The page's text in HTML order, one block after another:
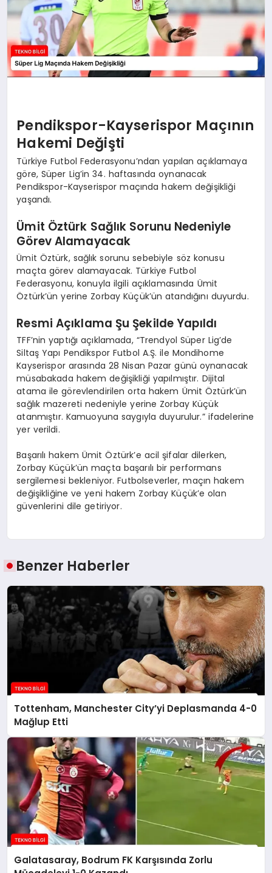
Pendikspor-Kayserispor Maçının
Hakemi Değişti
Türkiye Futbol Federasyonu’ndan yapılan açıklamaya
göre, Süper Lig’in 34. haftasında oynanacak
Pendikspor-Kayserispor maçında hakem değişikliği
yaşandı.
Ümit Öztürk Sağlık Sorunu Nedeniyle
Görev Alamayacak
Ümit Öztürk, sağlık sorunu sebebiyle söz konusu
maçta görev alamayacak. Türkiye Futbol
Federasyonu, konuyla ilgili açıklamasında Ümit
Öztürk’ün yerine Zorbay Küçük’ün atandığını duyurdu.
Resmi Açıklama Şu Şekilde Yapıldı
TFF’nin yaptığı açıklamada, “Trendyol Süper Lig’de
Siltaş Yapı Pendikspor Futbol A.Ş. ile Mondihome
Kayserispor arasında 28 Nisan Pazar günü oynanacak
müsabakada hakem değişikliği yapılmıştır. Dijital
atama ile görevlendirilen orta hakem Ümit Öztürk’ün
sağlık mazereti nedeniyle yerine Zorbay Küçük
atanmıştır. Kamuoyuna saygıyla duyurulur.” ifadelerine
yer verildi.
Başarılı hakem Ümit Öztürk’e acil şifalar dilerken,
Zorbay Küçük’ün maçta başarılı bir performans
sergilemesi bekleniyor. Futbolseverler, maçın hakem
değişikliğine ve yeni hakem Zorbay Küçük’e olan
güvenlerini dile getiriyor.
Benzer Haberler
Tottenham, Manchester City’yi Deplasmanda 4-0
Mağlup Etti
Galatasaray, Bodrum FK Karşısında Zorlu